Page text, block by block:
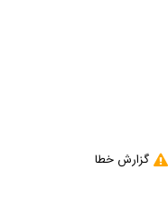
گزارش خطا